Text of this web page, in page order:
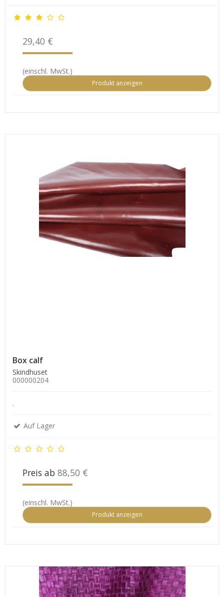
29,40 €
(einschl. MwSt.)
Produkt anzeigen
Box calf
Skindhuset
000000204
.
Auf Lager
Preis ab 88,50 €
(einschl. MwSt.)
Produkt anzeigen